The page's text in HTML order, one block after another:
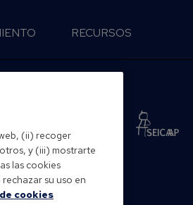
RECURSOS
(ii) recoger
y (iii) mostrarte
las cookies
su uso en
cookies